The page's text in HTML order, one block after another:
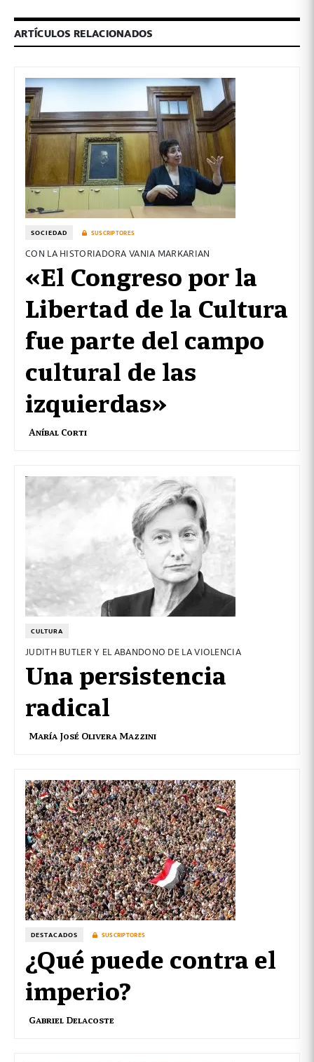
ARTÍCULOS RELACIONADOS
SOCIEDAD SUSCRIPTORES
CON LA HISTORIADORA VANIA MARKARIAN
«El Congreso por la
Libertad de la Cultura
fue parte del campo
cultural de las
izquierdas»
Aníbal Corti
CULTURA
JUDITH BUTLER Y EL ABANDONO DE LA VIOLENCIA
Una persistencia
radical
María José Olivera Mazzini
DESTACADOS SUSCRIPTORES
¿Qué puede contra el
imperio?
Gabriel Delacoste